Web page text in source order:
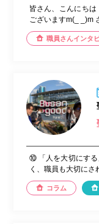
皆さん、こんにち
ございますm(_ _)m
職員さんインタ
⑩ 「人を大切にする
く、職員も大切にさ
コラム